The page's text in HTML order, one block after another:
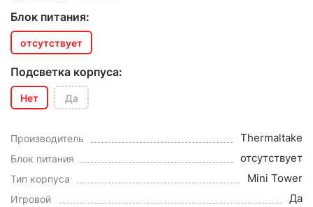
Блок питания:
отсутствует
Подсветка корпуса:
Нет Да
Производитель Thermaltake
Блок питания отсутствует
Тип корпуса Mini Tower
Игровой Да